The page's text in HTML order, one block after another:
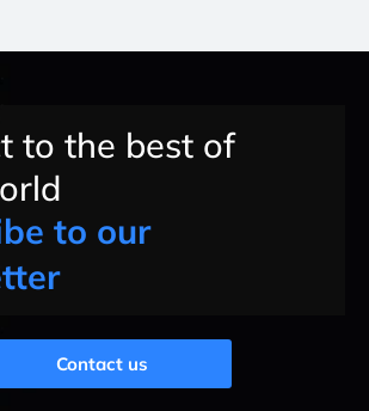
to the best of
to our
Contact us